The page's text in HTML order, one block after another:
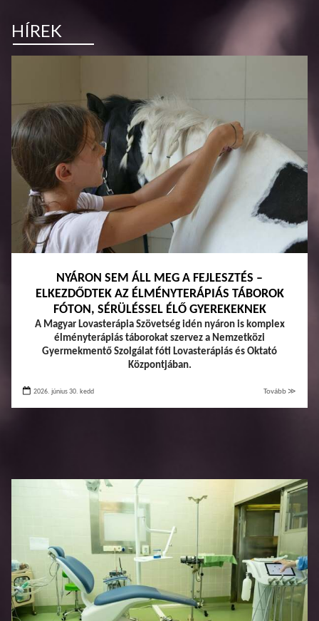
HÍREK
NYÁRON SEM ÁLL MEG A FEJLESZTÉS –
ELKEZDŐDTEK AZ ÉLMÉNYTERÁPIÁS TÁBOROK
FÓTON, SÉRÜLÉSSEL ÉLŐ GYEREKEKNEK
A Magyar Lovasterápia Szövetség idén nyáron is komplex
élményterápiás táborokat szervez a Nemzetközi
Gyermekmentő Szolgálat fóti Lovasterápiás és Oktató
Központjában.
2026. június 30. kedd Tovább ≫